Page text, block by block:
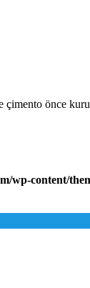
önce
wp-content/